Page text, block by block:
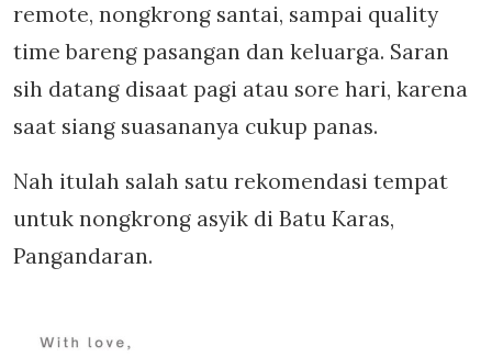
remote, nongkrong santai, sampai quality
time bareng pasangan dan keluarga. Saran
sih datang disaat pagi atau sore hari, karena
saat siang suasananya cukup panas.
Nah itulah salah satu rekomendasi tempat
untuk nongkrong asyik di Batu Karas,
Pangandaran.